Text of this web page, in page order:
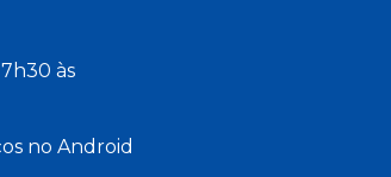
às
no Android